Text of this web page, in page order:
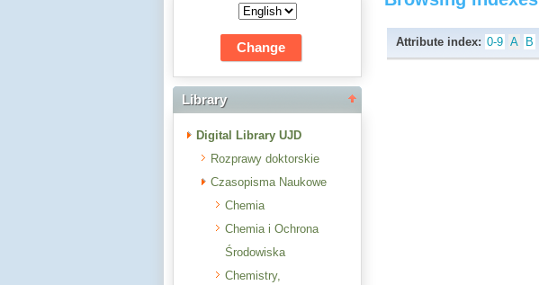
Library
Digital Library UJD
Rozprawy doktorskie
Czasopisma Naukowe
Chemia
Chemia i Ochrona
Środowiska
Chemistry,
Attribute index: 0-9 A B